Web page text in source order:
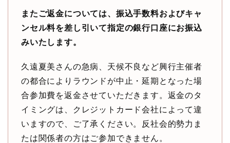
またご返金については、振込手数料およびキャ
ンセル料を差し引いて指定の銀行口座にお振込
みいたします。
久遠夏美さんの急病、天候不良など興行主催者
の都合によりラウンドが中止・延期となった場
合参加費を返金させていただきます。返金のタ
イミングは、クレジットカード会社によって違
いますので、ご了承ください。反社会的勢力ま
たは関係者の方はご参加できません。